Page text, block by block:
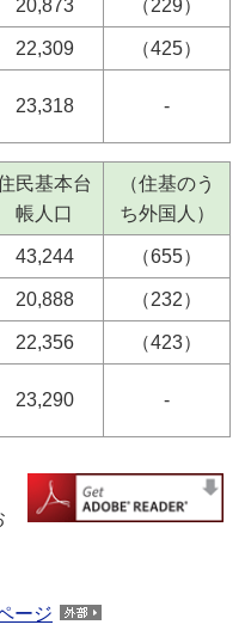
20,873 （229）
22,309 （425）
23,318 -
民基本台
帳人口
（住基のう
ち外国人）
43,244 （655）
20,888 （232）
22,356 （423）
23,290 -
ージ